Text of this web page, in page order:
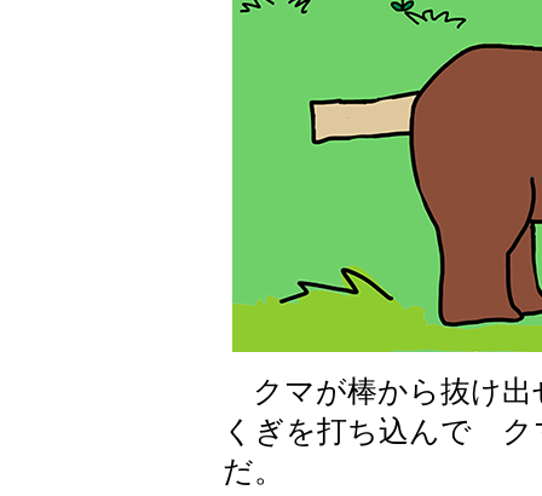
クマが棒から抜け出
くぎを打ち込んで ク
だ。